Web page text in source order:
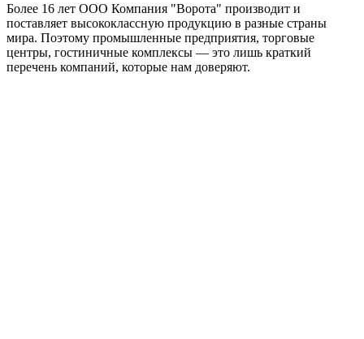
Более 16 лет ООО Компания "Ворота" производит и
поставляет высококлассную продукцию в разные страны
мира. Поэтому промышленные предприятия, торговые
центры, гостиничные комплексы — это лишь краткий
перечень компаний, которые нам доверяют.